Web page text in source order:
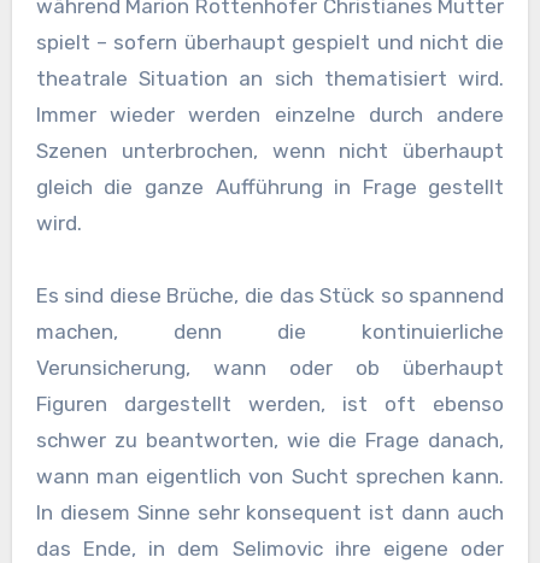
während Marion Rottenhofer Christianes Mutter
spielt – sofern überhaupt gespielt und nicht die
theatrale Situation an sich thematisiert wird.
Immer wieder werden einzelne durch andere
Szenen unterbrochen, wenn nicht überhaupt
gleich die ganze Aufführung in Frage gestellt
wird.
Es sind diese Brüche, die das Stück so spannend
machen, denn die kontinuierliche
Verunsicherung, wann oder ob überhaupt
Figuren dargestellt werden, ist oft ebenso
schwer zu beantworten, wie die Frage danach,
wann man eigentlich von Sucht sprechen kann.
In diesem Sinne sehr konsequent ist dann auch
das Ende, in dem Selimovic ihre eigene oder